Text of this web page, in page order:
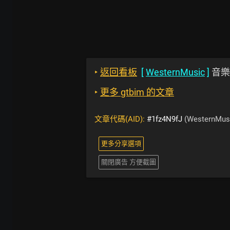
‣ 返回看板 [WesternMusic] 音樂
‣ 更多 gtbim 的文章
文章代碼(AID): #1fz4N9fJ
更多分享選項
關閉廣告 方便截圖